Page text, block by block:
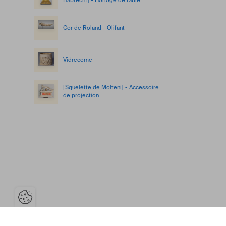
Cor de Roland - Olifant
Vidrecome
[Squelette de Molteni] - Accessoire
de projection
Ouvrir la barre de gestion des